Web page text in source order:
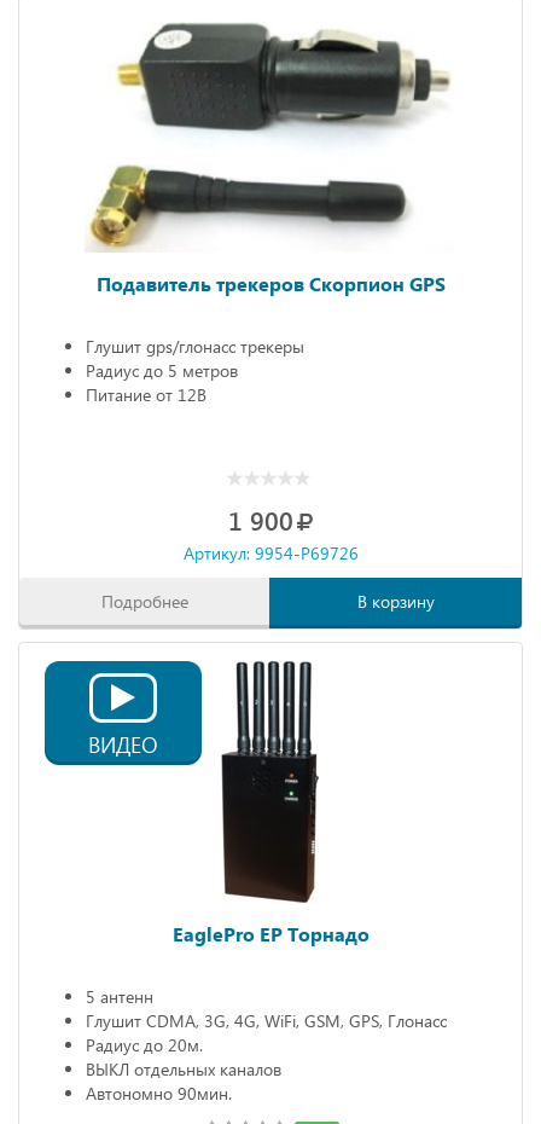
Подавитель трекеров Скорпион GPS
Глушит gps/глонасс трекеры
Радиус до 5 метров
Питание от 12В
1 900
Артикул: 9954-P69726
Подробнее В корзину
ВИДЕО
EaglePro EP Торнадо
5 антенн
Глушит CDMA, 3G, 4G, WiFi, GSM, GPS, Глонасс
Радиус до 20м.
ВЫКЛ отдельных каналов
Автономно 90мин.